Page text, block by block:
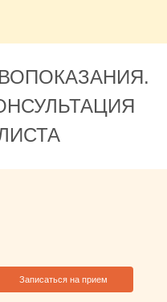
Записаться на прием